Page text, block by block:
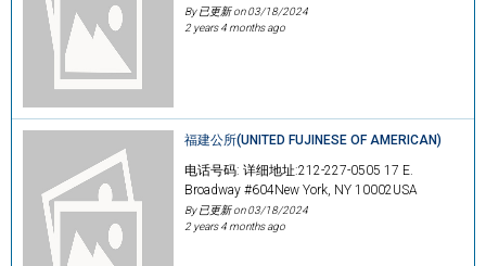
By 已更新 on03/18/2024
2 years 4 months ago
福建公所(UNITED FUJINESE OF AMERICAN)
电话号码: 详细地址:212-227-0505 17 E.
Broadway #604New York, NY 10002USA
By 已更新 on03/18/2024
2 years 4 months ago